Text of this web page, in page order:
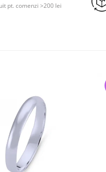
pt. comenzi >200 lei